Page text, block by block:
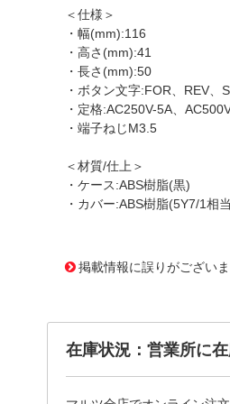
＜仕様＞
・幅(mm):116
・高さ(mm):41
・長さ(mm):50
・ボタン文字:FOR、REV、
・定格:AC250V-5A、
・端子ねじM3.5
＜材質/仕上＞
・ケース:ABS樹脂(黒)
・カバー:ABS樹脂(5Y7/1相
掲載情報に誤りがござい
在庫状況：営業所に在